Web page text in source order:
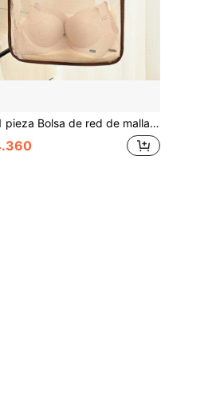
Bolsa de red de malla, organizador de ropa interior y calcetines, bolsa colgante de almacenamiento para el armario